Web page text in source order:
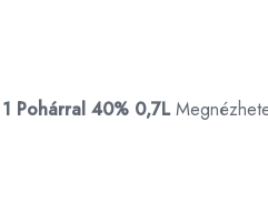
Pohárral 40% 0,7L